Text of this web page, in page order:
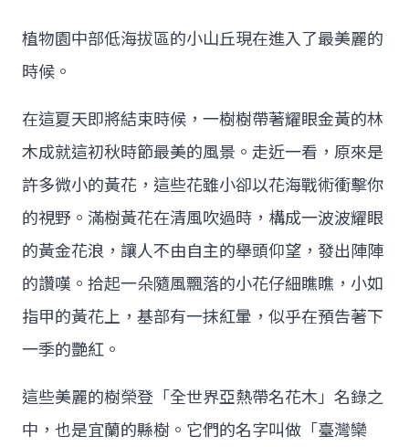
植物園中部低海拔區的小山丘現在進入了最美麗的
時候。
在這夏天即將結束時候，一樹樹帶著耀眼金黃的林
木成就這初秋時節最美的風景。走近一看，原來是
許多微小的黃花，這些花雖小卻以花海戰術衝擊你
的視野。滿樹黃花在清風吹過時，構成一波波耀眼
的黃金花浪，讓人不由自主的舉頭仰望，發出陣陣
的讚嘆。拾起一朵隨風飄落的小花仔細瞧瞧，小如
指甲的黃花上，基部有一抹紅暈，似乎在預告著下
一季的艷紅。
這些美麗的樹榮登「全世界亞熱帶名花木」名錄之
中，也是宜蘭的縣樹。它們的名字叫做「臺灣欒